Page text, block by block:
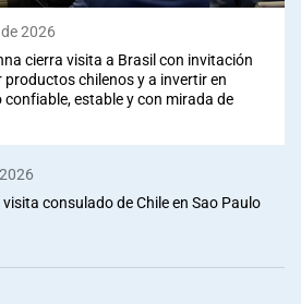
2026
cierra visita a Brasil con invitación
chilenos y a invertir en
confiable, estable y con mirada de
consulado de Chile en Sao Paulo